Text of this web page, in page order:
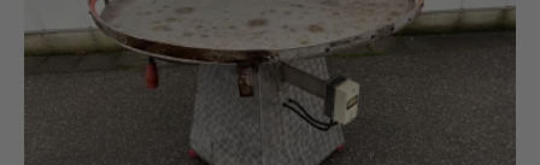
Przenośniki (441)
Sprzedaj swoją maszynę!
Wyszukaj według typu